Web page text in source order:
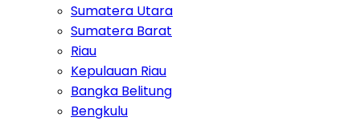
Sumatera Utara
Sumatera Barat
Riau
Kepulauan Riau
Bangka Belitung
Bengkulu